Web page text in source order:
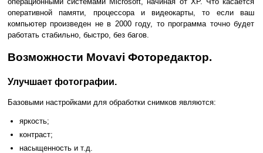
оперативной памяти, процессора и видеокарты, то если ваш
компьютер произведен не в 2000 году, то программа точно будет
работать стабильно, быстро, без багов.
Возможности Movavi Фоторедактор.
Улучшает фотографии.
Базовыми настройками для обработки снимков являются:
яркость;
контраст;
насыщенность и т.д.